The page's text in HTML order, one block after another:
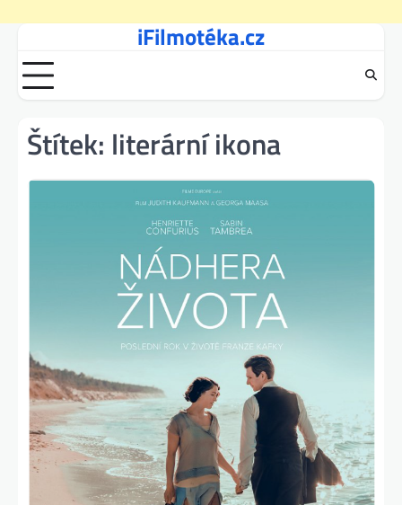
content
iFilmotéka.cz
Štítek: literární ikona